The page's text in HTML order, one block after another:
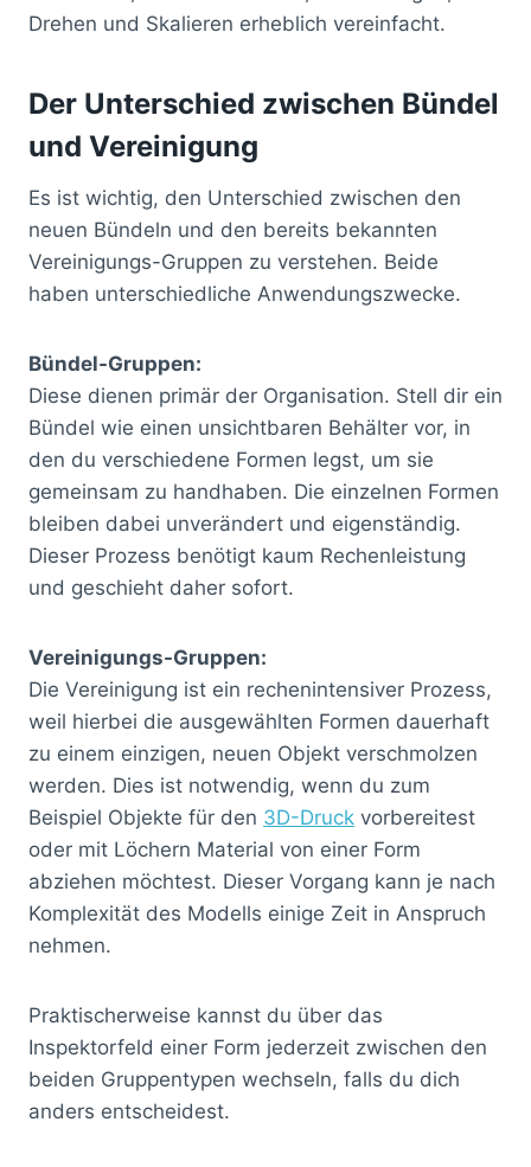
Drehen und Skalieren erheblich vereinfacht.
Der Unterschied zwischen Bündel
und Vereinigung
Es ist wichtig, den Unterschied zwischen den
neuen Bündeln und den bereits bekannten
Vereinigungs-Gruppen zu verstehen. Beide
haben unterschiedliche Anwendungszwecke.
Bündel-Gruppen:
Diese dienen primär der Organisation. Stell dir ein
Bündel wie einen unsichtbaren Behälter vor, in
den du verschiedene Formen legst, um sie
gemeinsam zu handhaben. Die einzelnen Formen
bleiben dabei unverändert und eigenständig.
Dieser Prozess benötigt kaum Rechenleistung
und geschieht daher sofort.
Vereinigungs-Gruppen:
Die Vereinigung ist ein rechenintensiver Prozess,
weil hierbei die ausgewählten Formen dauerhaft
zu einem einzigen, neuen Objekt verschmolzen
werden. Dies ist notwendig, wenn du zum
Beispiel Objekte für den 3D-Druck vorbereitest
oder mit Löchern Material von einer Form
abziehen möchtest. Dieser Vorgang kann je nach
Komplexität des Modells einige Zeit in Anspruch
nehmen.
Praktischerweise kannst du über das
Inspektorfeld einer Form jederzeit zwischen den
beiden Gruppentypen wechseln, falls du dich
anders entscheidest.